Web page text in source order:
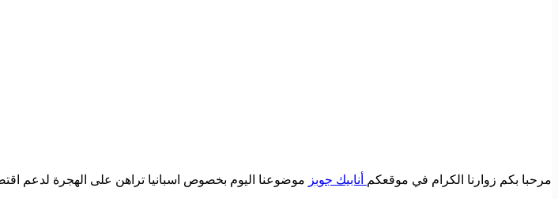
مرحبا بكم زوارنا الكرام في موقعكم أنابيك جوبز موضوعنا اليوم بخصوص اسبانيا تراهن على الهجرة لدعم